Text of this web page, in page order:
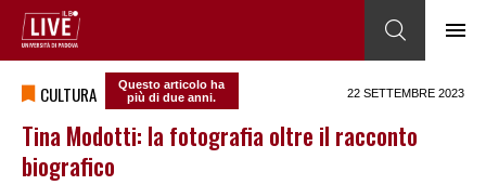
CULTURA
Questo articolo ha
più di due anni.
22 SETTEMBRE 2023
Tina Modotti: la fotografia oltre il racconto
biografico